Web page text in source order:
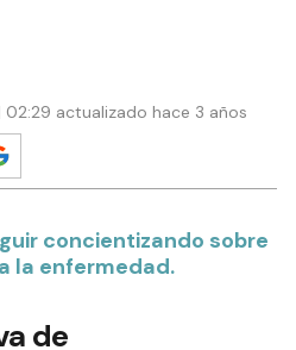
actualizado hace 3 años
concientizando sobre
la enfermedad.
de